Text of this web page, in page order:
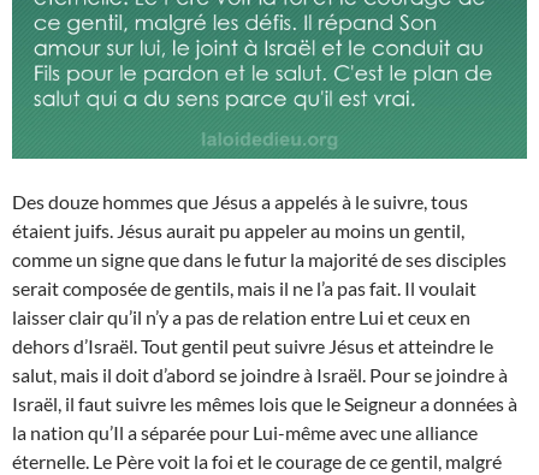
Des douze hommes que Jésus a appelés à le suivre, tous
étaient juifs. Jésus aurait pu appeler au moins un gentil,
comme un signe que dans le futur la majorité de ses disciples
serait composée de gentils, mais il ne l’a pas fait. Il voulait
laisser clair qu’il n’y a pas de relation entre Lui et ceux en
dehors d’Israël. Tout gentil peut suivre Jésus et atteindre le
salut, mais il doit d’abord se joindre à Israël. Pour se joindre à
Israël, il faut suivre les mêmes lois que le Seigneur a données à
la nation qu’Il a séparée pour Lui-même avec une alliance
éternelle. Le Père voit la foi et le courage de ce gentil, malgré